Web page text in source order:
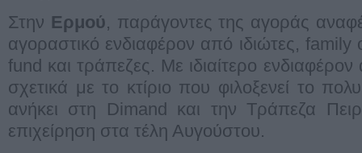
Στην Ερμού, παράγοντες της αγοράς
αγοραστικό ενδιαφέρον από ιδιώτες, family
fund και τράπεζες. Με ιδιαίτερο ενδιαφέρον
σχετικά με το κτίριο που φιλοξενεί το
ανήκει στη Dimand και την Τράπεζα
επιχείρηση στα τέλη Αυγούστου.